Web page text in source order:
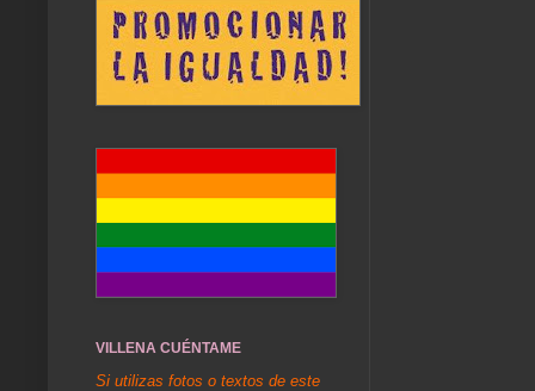
VILLENA CUÉNTAME
Si utilizas fotos o textos de este